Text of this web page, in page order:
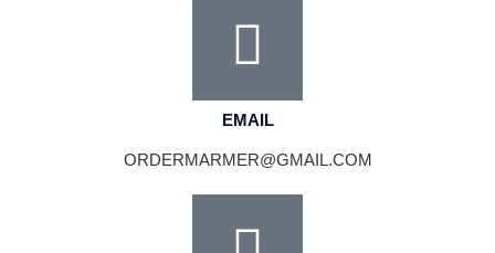
EMAIL
ORDERMARMER@GMAIL.COM